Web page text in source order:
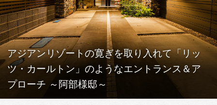
アジアンリゾートの寛ぎを取り入れて「リッ
ツ・カールトン」のようなエントランス＆ア
プローチ ～阿部様邸～